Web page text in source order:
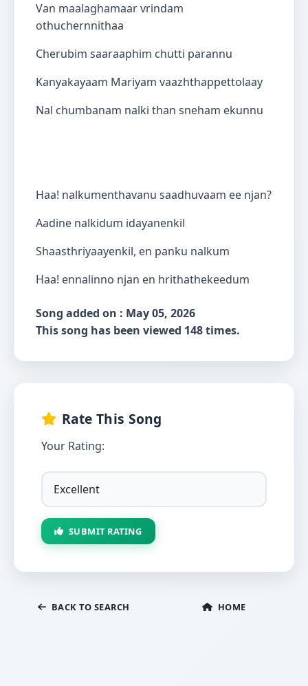
Van maalaghamaar vrindam
othuchernnithaa
Cherubim saaraaphim chutti parannu
Kanyakayaam Mariyam vaazhthappettolaay
Nal chumbanam nalki than sneham ekunnu
Haa! nalkumenthavanu saadhuvaam ee njan?
Aadine nalkidum idayanenkil
Shaasthriyaayenkil, en panku nalkum
Haa! ennalinno njan en hrithathekeedum
Song added on : May 05, 2026
This song has been viewed 148 times.
Rate This Song
Your Rating:
SUBMIT RATING
BACK TO SEARCH HOME